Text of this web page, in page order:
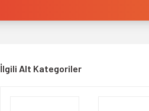
İlgili Alt Kategoriler